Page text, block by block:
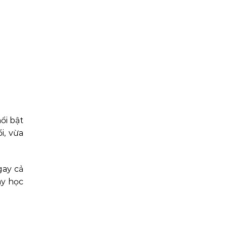
bật
vừa
cả
học